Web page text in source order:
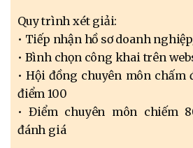
Quy trình xét giải:
• Tiếp nhận hồ sơ doanh
• Bình chọn công khai trên
• Hội đồng chuyên môn chấm
điểm 100
• Điểm chuyên môn chiếm
đánh giá